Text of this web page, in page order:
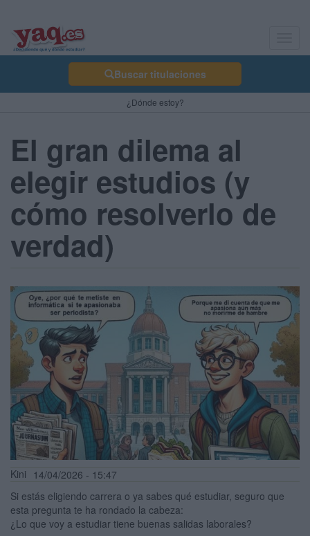
Buscar titulaciones
¿Dónde estoy?
El gran dilema al
elegir estudios (y
cómo resolverlo de
verdad)
Kini 14/04/2026 - 15:47
Si estás eligiendo carrera o ya sabes qué estudiar, seguro que
esta pregunta te ha rondado la cabeza:
¿Lo que voy a estudiar tiene buenas salidas laborales?